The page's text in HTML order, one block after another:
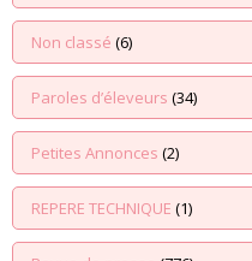
Non classé (6)
Paroles d’éleveurs (34)
Petites Annonces (2)
REPERE TECHNIQUE (1)